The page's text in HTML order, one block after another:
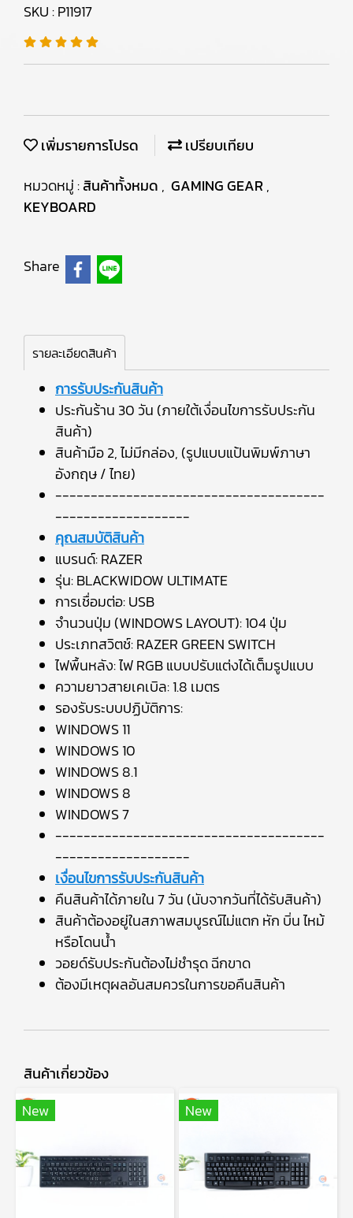
SKU : P11917
เพิ่มรายการโปรด
เปรียบเทียบ
หมวดหมู่ :สินค้าทั้งหมด , GAMING GEAR,
KEYBOARD
Share
รายละเอียดสินค้า
การรับประกันสินค้า
ประกันร้าน 30 วัน (ภายใต้เงื่อนไขการรับประกัน
สินค้า)
สินค้ามือ 2, ไม่มีกล่อง, (รูปแบบแป้นพิมพ์ภาษา
อังกฤษ / ไทย)
--------------------------------------
-------------------
คุณสมบัติสินค้า
แบรนด์: RAZER
รุ่น: BLACKWIDOW ULTIMATE
การเชื่อมต่อ: USB
จำนวนปุ่ม (WINDOWS LAYOUT): 104 ปุ่ม
ประเภทสวิตช์: RAZER GREEN SWITCH
ไฟพื้นหลัง: ไฟ RGB แบบปรับแต่งได้เต็มรูปแบบ
ความยาวสายเคเบิล: 1.8 เมตร
รองรับระบบปฏิบัติการ:
WINDOWS 11
WINDOWS 10
WINDOWS 8.1
WINDOWS 8
WINDOWS 7
--------------------------------------
-------------------
เงื่อนไขการรับประกันสินค้า
คืนสินค้าได้ภายใน 7 วัน (นับจากวันที่ได้รับสินค้า)
สินค้าต้องอยู่ในสภาพสมบูรณ์ไม่แตก หัก บิ่น ไหม้
หรือโดนน้ำ
วอยด์รับประกันต้องไม่ชำรุด ฉีกขาด
ต้องมีเหตุผลอันสมควรในการขอคืนสินค้า
สินค้าเกี่ยวข้อง
New
New